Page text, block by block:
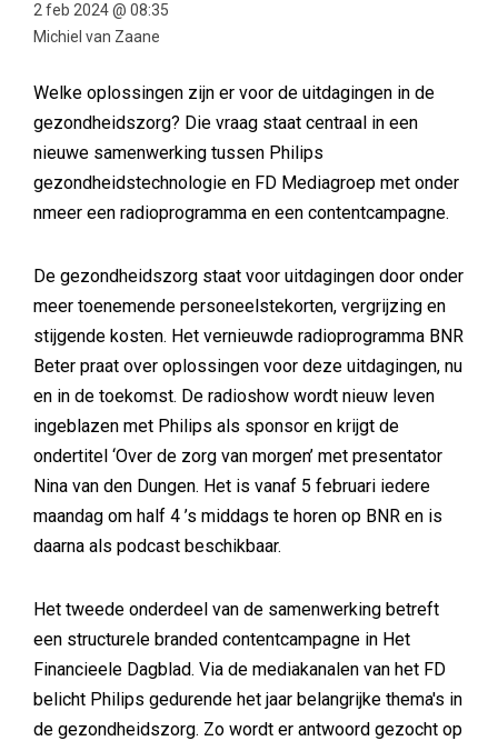
2 feb 2024 @ 08:35
Michiel van Zaane
Welke oplossingen zijn er voor de uitdagingen in de
gezondheidszorg? Die vraag staat centraal in een
nieuwe samenwerking tussen Philips
gezondheidstechnologie en FD Mediagroep met onder
nmeer een radioprogramma en een contentcampagne.
De gezondheidszorg staat voor uitdagingen door onder
meer toenemende personeelstekorten, vergrijzing en
stijgende kosten. Het vernieuwde radioprogramma BNR
Beter praat over oplossingen voor deze uitdagingen, nu
en in de toekomst. De radioshow wordt nieuw leven
ingeblazen met Philips als sponsor en krijgt de
ondertitel ‘Over de zorg van morgen’ met presentator
Nina van den Dungen. Het is vanaf 5 februari iedere
maandag om half 4 ’s middags te horen op BNR en is
daarna als podcast beschikbaar.
Het tweede onderdeel van de samenwerking betreft
een structurele branded contentcampagne in Het
Financieele Dagblad. Via de mediakanalen van het FD
belicht Philips gedurende het jaar belangrijke thema's in
de gezondheidszorg. Zo wordt er antwoord gezocht op